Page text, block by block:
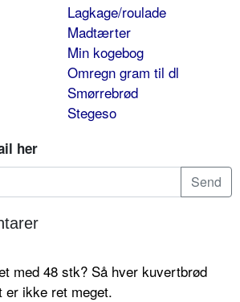
Lagkage/roulade
Madtærter
Min kogebog
Omregn gram til dl
Smørrebrød
Stegeso
her
med 48 stk? Så hver kuvertbrød
er ikke ret meget.